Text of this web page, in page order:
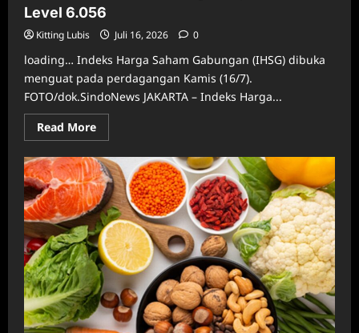
Level 6.056
Kitting Lubis Juli 16, 2026 0
loading… Indeks Harga Saham Gabungan (IHSG) dibuka
menguat pada perdagangan Kamis (16/7).
FOTO/dok.SindoNews JAKARTA – Indeks Harga...
Read MoreRead
more
IHSG
Hari
Ini
Dibuka
Menguat
0,24%
ke
Level
6.056